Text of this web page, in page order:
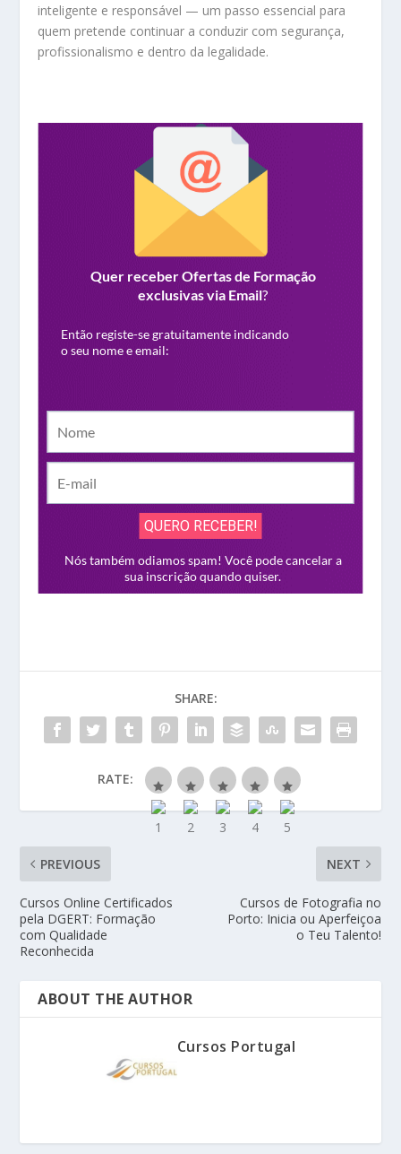
inteligente e responsável — um passo essencial para
quem pretende continuar a conduzir com segurança,
profissionalismo e dentro da legalidade.
SHARE:
RATE:
PREVIOUS
Cursos Online Certificados
pela DGERT: Formação
com Qualidade
Reconhecida
NEXT
Cursos de Fotografia no
Porto: Inicia ou Aperfeiçoa
o Teu Talento!
ABOUT THE AUTHOR
Cursos Portugal